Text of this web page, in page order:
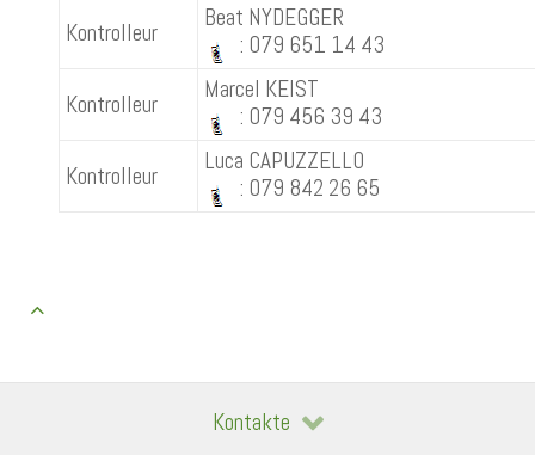
Kontrolleur
Beat NYDEGGER
: 079 651 14 43
Kontrolleur
Marcel KEIST
: 079 456 39 43
Kontrolleur
Luca CAPUZZELLO
: 079 842 26 65
Kontakte